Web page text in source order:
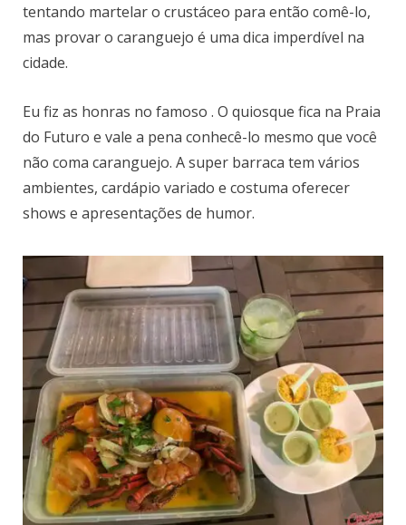
tentando martelar o crustáceo para então comê-lo,
mas provar o caranguejo é uma dica imperdível na
cidade.
Eu fiz as honras no famoso . O quiosque fica na Praia
do Futuro e vale a pena conhecê-lo mesmo que você
não coma caranguejo. A super barraca tem vários
ambientes, cardápio variado e costuma oferecer
shows e apresentações de humor.